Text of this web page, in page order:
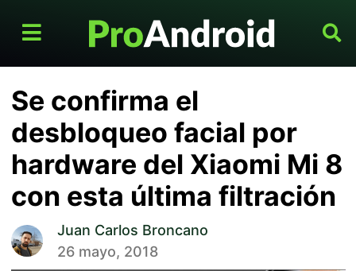
Se confirma el
desbloqueo facial por
hardware del Xiaomi Mi 8
con esta última filtración
Juan Carlos Broncano
26 mayo, 2018